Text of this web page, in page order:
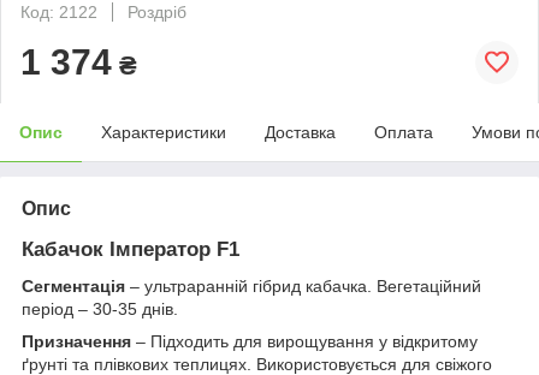
Код: 2122
Роздріб
1 374 ₴
Опис Характеристики Доставка Оплата Умови
Опис
Кабачок Імператор F1
Сегментація – ультраранній гібрид кабачка. Вегетаційний
період – 30-35 днів.
Призначення – Підходить для вирощування у відкритому
ґрунті та плівкових теплицях. Використовується для свіжого